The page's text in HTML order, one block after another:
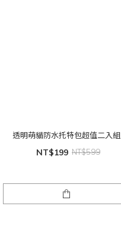
透明萌貓防水托特包超值二入組
NT$199 NT$599